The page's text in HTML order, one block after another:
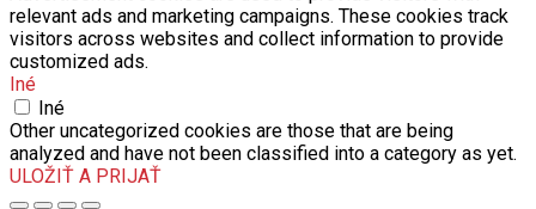
relevant ads and marketing campaigns. These cookies track
visitors across websites and collect information to provide
customized ads.
Iné
Iné
Other uncategorized cookies are those that are being
analyzed and have not been classified into a category as yet.
ULOŽIŤ A PRIJAŤ